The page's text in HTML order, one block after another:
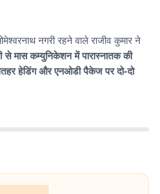
नगरी रहने वाले राजीव कुमार ने
से मास कम्युनिकेशन में पारास्नातक की
हेडिंग और एनओडी पैकेज पर दो-दो